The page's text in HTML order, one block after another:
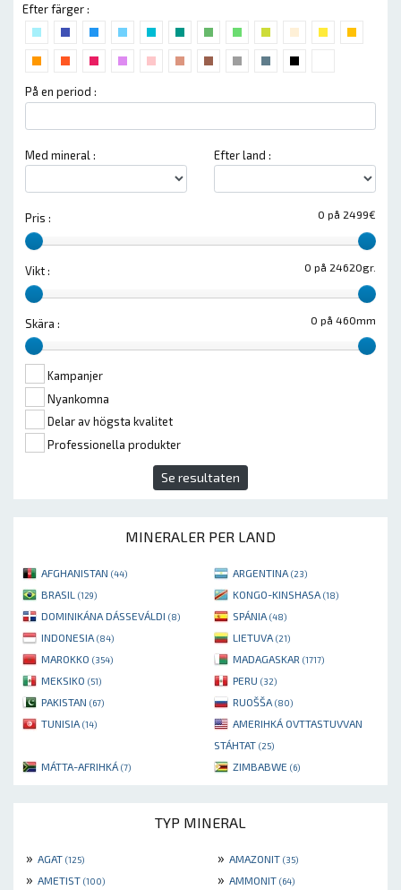
Efter färger :
På en period :
Med mineral : Efter land :
0 på 2499€
Pris :
0 på 24620gr.
Vikt :
0 på 460mm
Skära :
Kampanjer
Nyankomna
Delar av högsta kvalitet
Professionella produkter
Se resultaten
MINERALER PER LAND
AFGHANISTAN (44) ARGENTINA (23)
BRASIL (129) KONGO-KINSHASA (18)
DOMINIKÁNA DÁSSEVÁLDI (8) SPÁNIA (48)
INDONESIA (84) LIETUVA (21)
MAROKKO (354) MADAGASKAR (1717)
MEKSIKO (51) PERU (32)
PAKISTAN (67) RUOŠŠA (80)
TUNISIA (14)
AMERIHKÁ OVTTASTUVVAN
STÁHTAT (25)
MÁTTA-AFRIHKÁ (7) ZIMBABWE (6)
TYP MINERAL
» AGAT (125) » AMAZONIT (35)
» AMETIST (100) » AMMONIT (64)